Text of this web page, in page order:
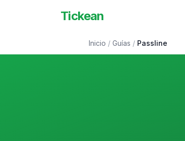
Tickean
Inicio / Guías / Passline